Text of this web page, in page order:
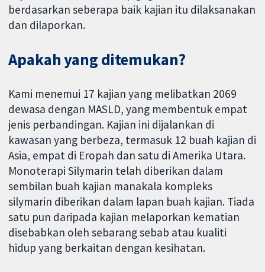
berdasarkan seberapa baik kajian itu dilaksanakan
dan dilaporkan.
Apakah yang ditemukan?
Kami menemui 17 kajian yang melibatkan 2069
dewasa dengan MASLD, yang membentuk empat
jenis perbandingan. Kajian ini dijalankan di
kawasan yang berbeza, termasuk 12 buah kajian di
Asia, empat di Eropah dan satu di Amerika Utara.
Monoterapi Silymarin telah diberikan dalam
sembilan buah kajian manakala kompleks
silymarin diberikan dalam lapan buah kajian. Tiada
satu pun daripada kajian melaporkan kematian
disebabkan oleh sebarang sebab atau kualiti
hidup yang berkaitan dengan kesihatan.